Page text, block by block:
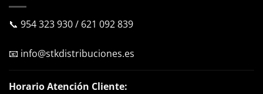
📞 954 323 930/ 621 092 839
📧 info@stkdistribuciones.es
Horario Atención Cliente: